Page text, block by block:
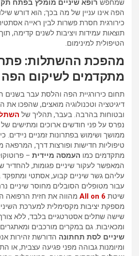
שמחפש רופא שיניים מומלץ בפתח
הפה אינו עניין של מה בכך; הוא דורש
כירורגית חסרת פשרות לבין ראייה
תוצאות עמידות ויציבות לשנים קדימה,
הטיפולית למינימום.
מהפכת ההשתלות:
מתקדמים לשיקום הפה
תחום כירורגיית הפה והלסת עבר בשנים
דיגיטציה וטכנולוגיה מואצים, שהפכו את
ובטוחות בהרבה. בעבר, תהליך של
נפרס על פני חודשים ארוכים ומתישים
ממושך ושימוש בפתרונות זמניים ניידים.
טיפוליות חדישות ופורצות דרך, המרפאה
מתקדמים כמו העמסה מיידית –
המאפשר לעקור שיניים פגומות, להחדיר
עליהם גשר שיניים קבוע, אסתטי
עבור מטופלים הסובלים מחוסר שיניים
שיטת All on 6 מהווה את חזית הרפואה
מספקת יציבות מקסימלית למערכת
שישה שתלים אסטרטגיים בלבד, ללא
ומכאיבות. גם במקרים מורכבים ומאתגרים
שיניים לסת תחתונה הדורשת זהירות
ומיומנות גבוהה מפני פגיעה עצבית, או